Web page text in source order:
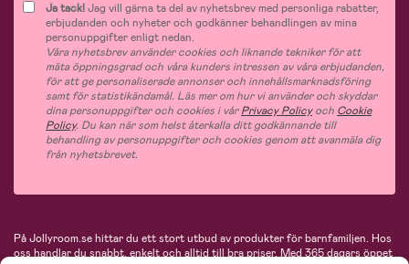
Ja tack!Jag vill gärna ta del av nyhetsbrev med personliga rabatter,
erbjudanden och nyheter och godkänner behandlingen av mina
personuppgifter enligt nedan.
Våra nyhetsbrev använder cookies och liknande tekniker för att
mäta öppningsgrad och våra kunders intressen av våra erbjudanden,
för att ge personaliserade annonser och innehållsmarknadsföring
samt för statistikändamål. Läs mer om hur vi använder och skyddar
dina personuppgifter och cookies i vårPrivacy Policyoch Cookie
Policy. Du kan när som helst återkalla ditt godkännande till
behandling av personuppgifter och cookies genom att avanmäla dig
från nyhetsbrevet.
På Jollyroom.se hittar du ett stort utbud av produkter för barnfamiljen. Hos
oss handlar du snabbt, enkelt och alltid till bra priser.Med 365 dagars öppet